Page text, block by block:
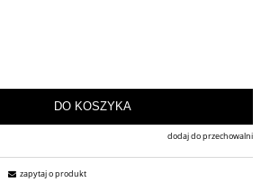
DO KOSZYKA
dodaj do przechowalni
zapytaj o produkt